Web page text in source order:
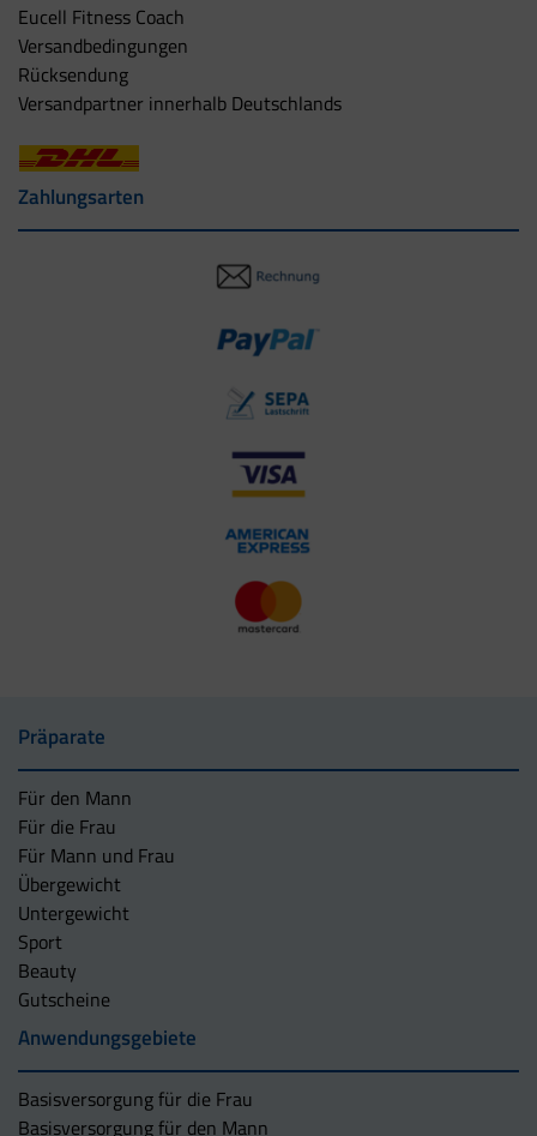
Eucell Fitness Coach
Versandbedingungen
Rücksendung
Versandpartner innerhalb Deutschlands
Zahlungsarten
Präparate
Für den Mann
Für die Frau
Für Mann und Frau
Übergewicht
Untergewicht
Sport
Beauty
Gutscheine
Anwendungsgebiete
Basisversorgung für die Frau
Basisversorgung für den Mann